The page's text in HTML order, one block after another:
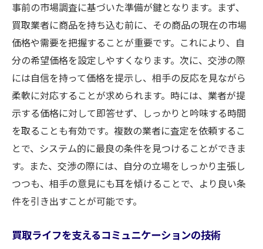
事前の市場調査に基づいた準備が鍵となります。まず、
買取業者に商品を持ち込む前に、その商品の現在の市場
価格や需要を把握することが重要です。これにより、自
分の希望価格を設定しやすくなります。次に、交渉の際
には自信を持って価格を提示し、相手の反応を見ながら
柔軟に対応することが求められます。時には、業者が提
示する価格に対して即答せず、しっかりと吟味する時間
を取ることも有効です。複数の業者に査定を依頼するこ
とで、システム的に最良の条件を見つけることができま
す。また、交渉の際には、自分の立場をしっかり主張し
つつも、相手の意見にも耳を傾けることで、より良い条
件を引き出すことが可能です。
買取ライフを支えるコミュニケーションの技術